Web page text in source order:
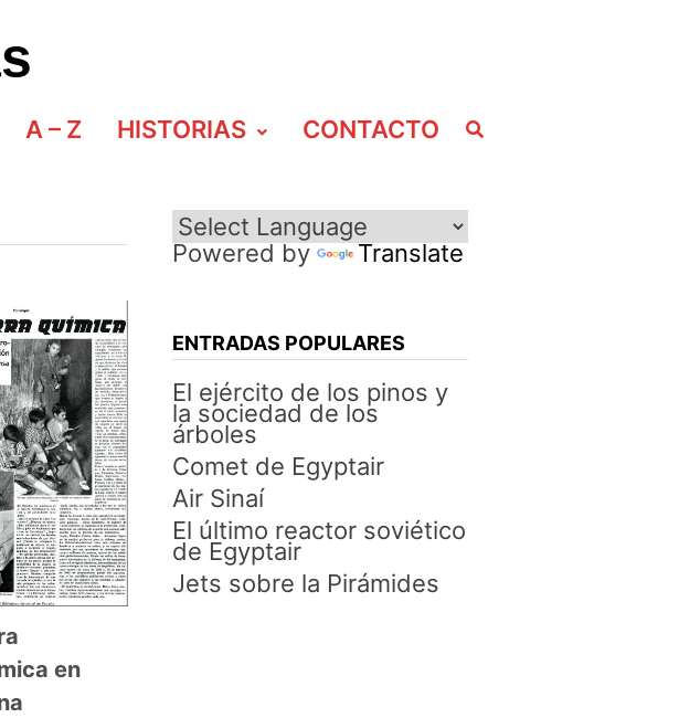
A – Z HISTORIAS CONTACTO
en
Powered by Translate
ENTRADAS POPULARES
El ejército de los pinos y
la sociedad de los
árboles
Comet de Egyptair
Air Sinaí
El último reactor soviético
de Egyptair
Jets sobre la Pirámides